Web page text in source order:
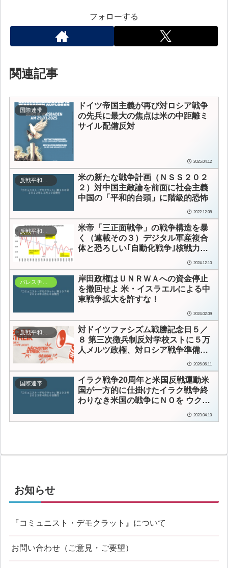
フォローする
関連記事
国際連帯
ドイツ帝国主義が再び対ロシア戦争
の先兵に最大の焦点は米の中距離ミ
サイル配備反対
2025.04.12
反戦平和運動
米の新たな戦争計画（ＮＳＳ２０２
２） 対中国主敵論を前面に社会主義
中国の「平和的台頭」に階級的恐怖
2022.12.08
米帝「三正面戦争」の戦争構造を暴
く（連載その３） デジタル軍産複合
体と恐ろしい｢自動化戦争｣核戦力の
2024.12.10
岸田政権はＵＮＲＷＡへの資金停止
を撤回せよ 米・イスラエルによる中
東戦争拡大を許すな！
2024.02.09
反戦平和運動 対ドイツファシズム戦勝記念日 ５／
８ 第三次徴兵制反対学校ストに５万
人 メルツ政権、対ロシア戦争準備を
2026.06.11
国際連帯 イラク戦争20周年と米国反戦運動米
国が一方的に仕掛けたイラク戦争終
わりなき米国の戦争にＮＯを ウクラ
2023.04.10
お知らせ
『コミュニスト・デモクラット』について
お問い合わせ（ご意見・ご要望）